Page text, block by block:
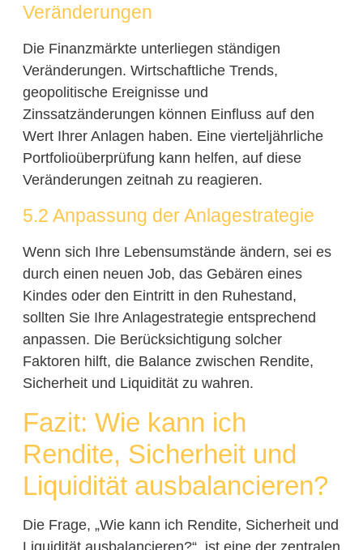
Veränderungen
Die Finanzmärkte unterliegen ständigen
Veränderungen. Wirtschaftliche Trends,
geopolitische Ereignisse und
Zinssatzänderungen können Einfluss auf den
Wert Ihrer Anlagen haben. Eine vierteljährliche
Portfolioüberprüfung kann helfen, auf diese
Veränderungen zeitnah zu reagieren.
5.2 Anpassung der Anlagestrategie
Wenn sich Ihre Lebensumstände ändern, sei es
durch einen neuen Job, das Gebären eines
Kindes oder den Eintritt in den Ruhestand,
sollten Sie Ihre Anlagestrategie entsprechend
anpassen. Die Berücksichtigung solcher
Faktoren hilft, die Balance zwischen Rendite,
Sicherheit und Liquidität zu wahren.
Fazit: Wie kann ich
Rendite, Sicherheit und
Liquidität ausbalancieren?
Die Frage, „Wie kann ich Rendite, Sicherheit und
Liquidität ausbalancieren?“, ist eine der zentralen